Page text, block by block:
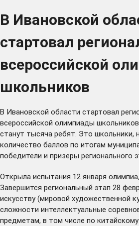
В Ивановской
стартовал
всероссийской
школьников
В Ивановской области стартовал
всероссийской олимпиады
станут тысяча ребят. Это школьники,
количество баллов по итогам
победители и призеры регионального
Открыла испытания 12 января
Завершится региональный этап 28
искусству (мировой художественной
сложности интеллектуальные
предметам, в том числе по